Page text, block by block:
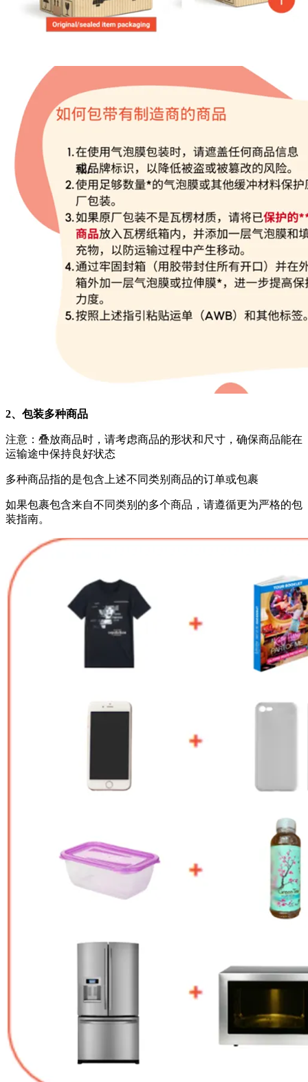
2、包装多种商品
注意：叠放商品时，请考虑商品的形状和尺寸，确保商品能在
运输途中保持良好状态
多种商品指的是包含上述不同类别商品的订单或包裹
如果包裹包含来自不同类别的多个商品，请遵循更为严格的包
装指南。